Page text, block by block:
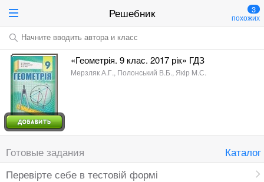
Решебник 3
похожих
Начните вводить автора и класс
«Геометрія. 9 клас. 2017 рік» ГДЗ
Мерзляк А.Г., Полонський В.Б., Якір M.С.
Готовые задания
Каталог
Перевірте себе в тестовій формі